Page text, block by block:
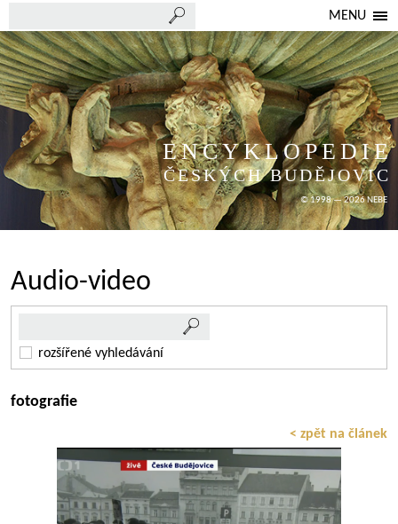
MENU
ENCYKLOPEDIE
ČESKÝCH BUDĚJOVIC
© 1998 — 2026 NEBE
Audio-video
rozšířené vyhledávání
fotografie
< zpět na článek